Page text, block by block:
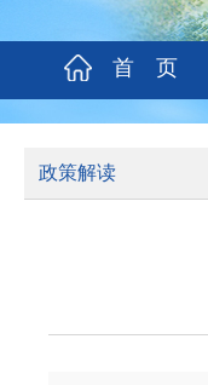
首 页
政策解读